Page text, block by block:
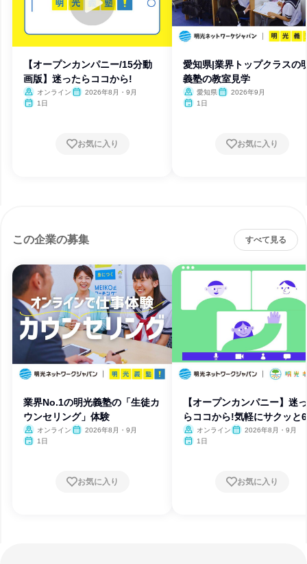
【オープンカンパニー/15分動
画版】迷ったらココから!
オンライン
2026年8月・9月
1日
お気に入り
愛知県|業界トップクラスの
義塾の教室見学
愛知県
2026年9月
1日
お気に入り
この企業の募集 すべて見る
業界No.1の明光義塾の「生徒カ
ウンセリング」体験
オンライン
2026年8月・9月
1日
お気に入り
【オープンカンパニー】迷
らココから!気軽にサクッと
分
オンライン
2026年8月・9月
1日
お気に入り